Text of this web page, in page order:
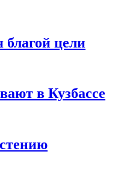
цели
в Кузбассе